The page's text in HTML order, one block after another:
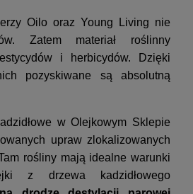
Oilo oraz Young Living nie
Zatem materiał roślinny
i herbicydów. Dzięki
pozyskiwane są absolutną
w Olejkowym Sklepie
upraw zlokalizowanych
rośliny mają idealne warunki
z drzewa kadzidłowego